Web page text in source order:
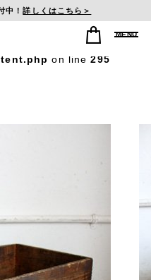
in
wp/wp-
on line295
中！詳しくはこちら＞